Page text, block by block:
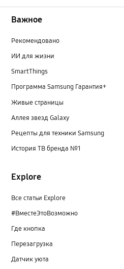
Важное
Рекомендовано
ИИ для жизни
SmartThings
Программа Samsung Гарантия+
Живые страницы
Аллея звезд Galaxy
Рецепты для техники Samsung
История ТВ бренда №1
Explore
Все статьи Explore
#ВместеЭтоВозможно
Где кнопка
Перезагрузка
Датчик уюта